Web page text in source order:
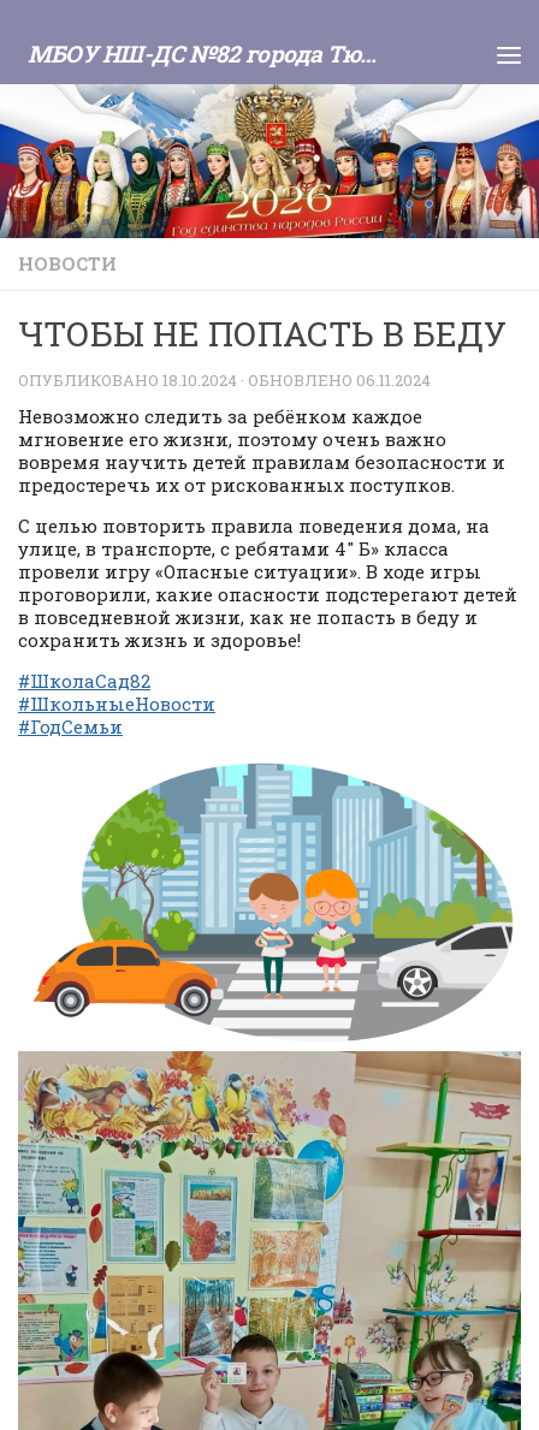
МБОУ НШ-ДС №82 города Тюмени
НОВОСТИ
ЧТОБЫ НЕ ПОПАСТЬ В БЕДУ
ОПУБЛИКОВАНО 18.10.2024 · ОБНОВЛЕНО 06.11.2024
Невозможно следить за ребёнком каждое
мгновение его жизни, поэтому очень важно
вовремя научить детей правилам безопасности и
предостеречь их от рискованных поступков.
С целью повторить правила поведения дома, на
улице, в транспорте, с ребятами 4″ Б» класса
провели игру «Опасные ситуации». В ходе игры
проговорили, какие опасности подстерегают детей
в повседневной жизни, как не попасть в беду и
сохранить жизнь и здоровье!
#ШколаСад82
#ШкольныеНовости
#ГодСемьи